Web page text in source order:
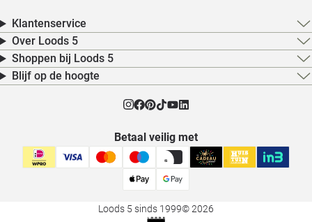
Klantenservice
Over Loods 5
Shoppen bij Loods 5
Blijf op de hoogte
Betaal veilig met
Loods 5 sinds 1999© 2026